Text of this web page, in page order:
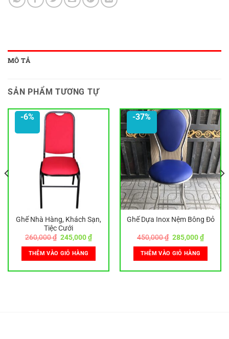
MÔ TẢ
SẢN PHẨM TƯƠNG TỰ
-6%
Ghế Nhà Hàng, Khách Sạn,
Tiệc Cưới
260,000₫ Giá
là:
260,000 ₫.
245,000₫Giá
hiện
245,000 ₫.
THÊM VÀO GIỎ HÀNG
-37%
Ghế Dựa Inox Nệm Bông Đỏ
450,000₫ Giá
là:
450,000 ₫.
285,000₫Giá
hiện
THÊM VÀO GIỎ HÀNG